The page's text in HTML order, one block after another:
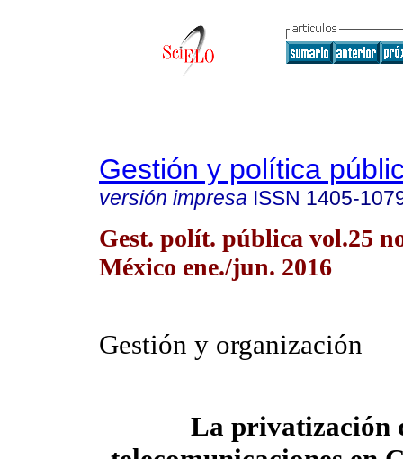
Gestión y política
versión impresa ISSN 1405-
Gest. polít. pública vol.25
México ene./jun. 2016
Gestión y organización
La privatización